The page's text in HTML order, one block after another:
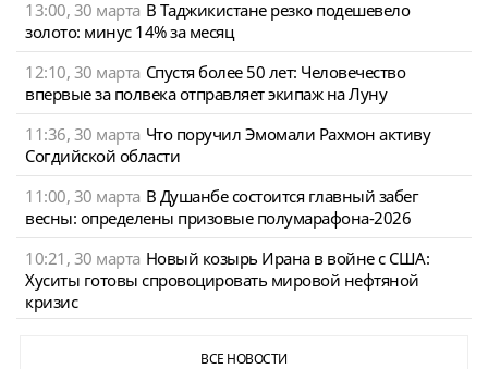
13:00, 30 марта В Таджикистане резко подешевело
золото: минус 14% за месяц
12:10, 30 марта Спустя более 50 лет: Человечество
впервые за полвека отправляет экипаж на Луну
11:36, 30 марта Что поручил Эмомали Рахмон активу
Согдийской области
11:00, 30 марта В Душанбе состоится главный забег
весны: определены призовые полумарафона-2026
10:21, 30 марта Новый козырь Ирана в войне с США:
Хуситы готовы спровоцировать мировой нефтяной
кризис
ВСЕ НОВОСТИ